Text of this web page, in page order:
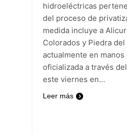
hidroeléctricas
del proceso de
medida incluye a
Colorados y Piedra
actualmente en manos
oficializada a través
este viernes en…
Leer más